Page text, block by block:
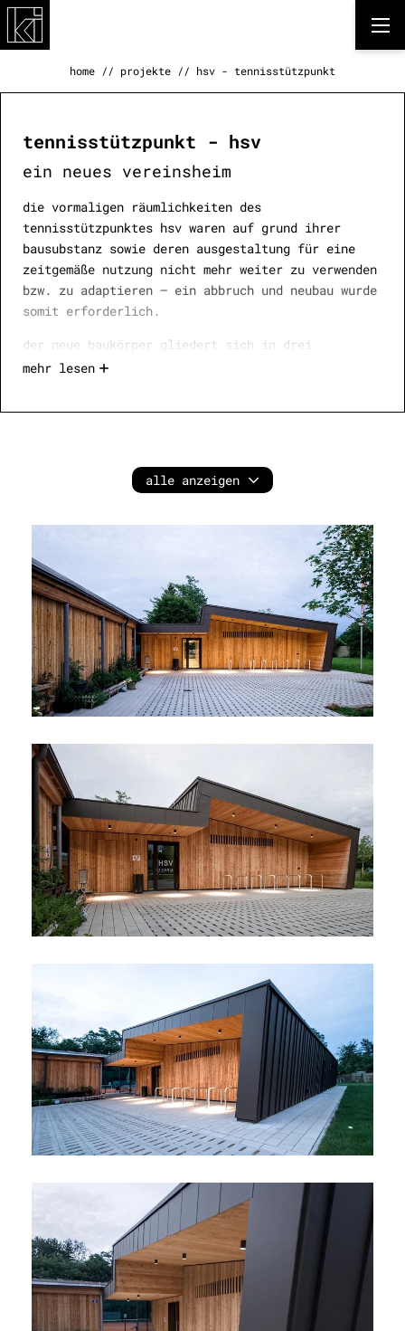
home // projekte // hsv - tennisstützpunkt
tennisstützpunkt - hsv
ein neues vereinsheim
die vormaligen räumlichkeiten des
tennisstützpunktes hsv waren auf grund ihrer
bausubstanz sowie deren ausgestaltung für eine
zeitgemäße nutzung nicht mehr weiter zu verwenden
bzw. zu adaptieren – ein abbruch und neubau wurde
somit erforderlich.
der neue baukörper gliedert sich in drei
teilbereiche – den südseitigen, mit blech
vorbereitungsbereiche und dem nordseitigen
flügel, welcher ebenfalls in holzbauweise
gemeinschaftliche tennisstüberl mit sitz-/ und
stehplätzen angeordnet – vorgelagert unter dem
fortlaufenden pultdach ist neben dem
durchgangsbereich eine zu den tennisplätzen
orientierte laube situiert, daneben befinden sich
trainerraum, sandlager und müllraum.
ein vorplatz fasst südwestseitig den
dreigliedrigen baukörper und ermöglicht neben der
überdachten fahrradstellplätzen sowie
anlieferungsmöglichkeiten. der baumbestand wurde
durch laubbäume ergänzt – rasengittersteine im
bereich der befestigten flächen sowie eine
extensive begrünung in teilbereichen des daches
helfen niederschlagswässer zu binden.
mehr lesen
alle anzeigen
anrede
vorname
nachname
telefonnummer
gewünschte anrufzeit